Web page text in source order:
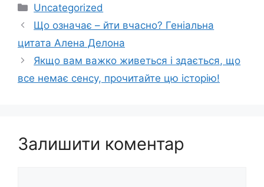
Категорії
Uncategorized
Що означає – йти вчасно? Геніальна
цитата Алена Делона
Якщо вам важко живеться і здається, що
все немає сенсу, прочитайте цю історію!
Залишити коментар